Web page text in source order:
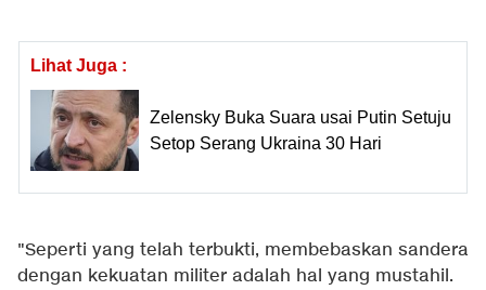
Lihat Juga :
Zelensky Buka Suara usai Putin Setuju
Setop Serang Ukraina 30 Hari
"Seperti yang telah terbukti, membebaskan sandera
dengan kekuatan militer adalah hal yang mustahil.